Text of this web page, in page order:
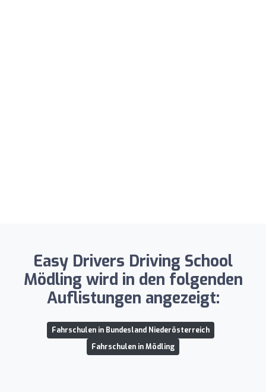
Easy Drivers Driving School
Mödling wird in den folgenden
Auflistungen angezeigt:
Fahrschulen in Bundesland Niederösterreich
Fahrschulen in Mödling